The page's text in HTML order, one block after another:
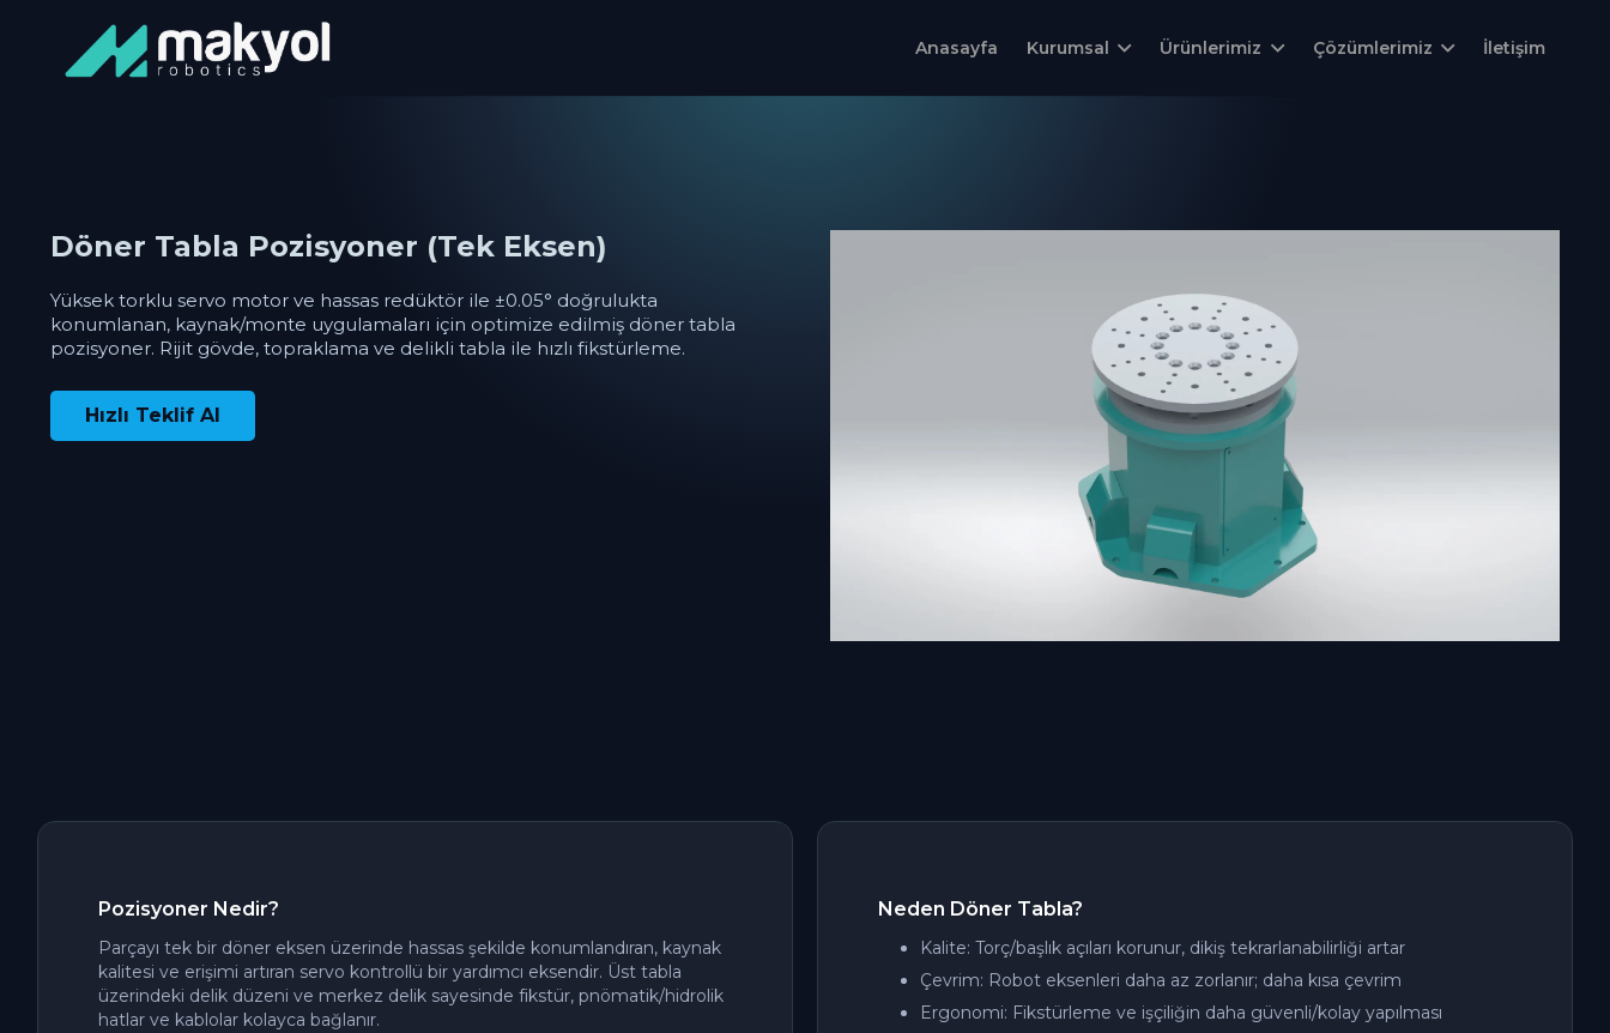
Anasayfa Kurumsal Ürünlerimiz Çözümlerimiz İletişim
Döner Tabla Pozisyoner (Tek Eksen)
Yüksek torklu servo motor ve hassas redüktör ile ±0.05° doğrulukta
konumlanan, kaynak/monte uygulamaları için optimize edilmiş döner tabla
pozisyoner. Rijit gövde, topraklama ve delikli tabla ile hızlı fikstürleme.
Hızlı Teklif Al
Pozisyoner Nedir?
Parçayı tek bir döner eksen üzerinde hassas şekilde konumlandıran, kaynak
kalitesi ve erişimi artıran servo kontrollü bir yardımcı eksendir. Üst tabla
üzerindeki delik düzeni ve merkez delik sayesinde fikstür, pnömatik/hidrolik
hatlar ve kablolar kolayca bağlanır.
Neden Döner Tabla?
Kalite: Torç/başlık açıları korunur, dikiş tekrarlanabilirliği artar
Çevrim: Robot eksenleri daha az zorlanır; daha kısa çevrim
Ergonomi: Fikstürleme ve işçiliğin daha güvenli/kolay yapılması